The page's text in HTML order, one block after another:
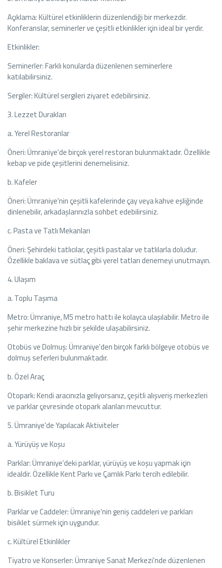
Açıklama: Kültürel etkinliklerin düzenlendiği bir merkezdir.
Konferanslar, seminerler ve çeşitli etkinlikler için ideal bir yerdir.
Etkinlikler:
Seminerler: Farklı konularda düzenlenen seminerlere
katılabilirsiniz.
Sergiler: Kültürel sergileri ziyaret edebilirsiniz.
3. Lezzet Durakları
a. Yerel Restoranlar
Öneri: Ümraniye'de birçok yerel restoran bulunmaktadır. Özellikle
kebap ve pide çeşitlerini denemelisiniz.
b. Kafeler
Öneri: Ümraniye'nin çeşitli kafelerinde çay veya kahve eşliğinde
dinlenebilir, arkadaşlarınızla sohbet edebilirsiniz.
c. Pasta ve Tatlı Mekanları
Öneri: Şehirdeki tatlıcılar, çeşitli pastalar ve tatlılarla doludur.
Özellikle baklava ve sütlaç gibi yerel tatları denemeyi unutmayın.
4. Ulaşım
a. Toplu Taşıma
Metro: Ümraniye, M5 metro hattı ile kolayca ulaşılabilir. Metro ile
şehir merkezine hızlı bir şekilde ulaşabilirsiniz.
Otobüs ve Dolmuş: Ümraniye'den birçok farklı bölgeye otobüs ve
dolmuş seferleri bulunmaktadır.
b. Özel Araç
Otopark: Kendi aracınızla geliyorsanız, çeşitli alışveriş merkezleri
ve parklar çevresinde otopark alanları mevcuttur.
5. Ümraniye'de Yapılacak Aktiviteler
a. Yürüyüş ve Koşu
Parklar: Ümraniye'deki parklar, yürüyüş ve koşu yapmak için
idealdir. Özellikle Kent Parkı ve Çamlık Parkı tercih edilebilir.
b. Bisiklet Turu
Parklar ve Caddeler: Ümraniye'nin geniş caddeleri ve parkları
bisiklet sürmek için uygundur.
c. Kültürel Etkinlikler
Tiyatro ve Konserler: Ümraniye Sanat Merkezi'nde düzenlenen